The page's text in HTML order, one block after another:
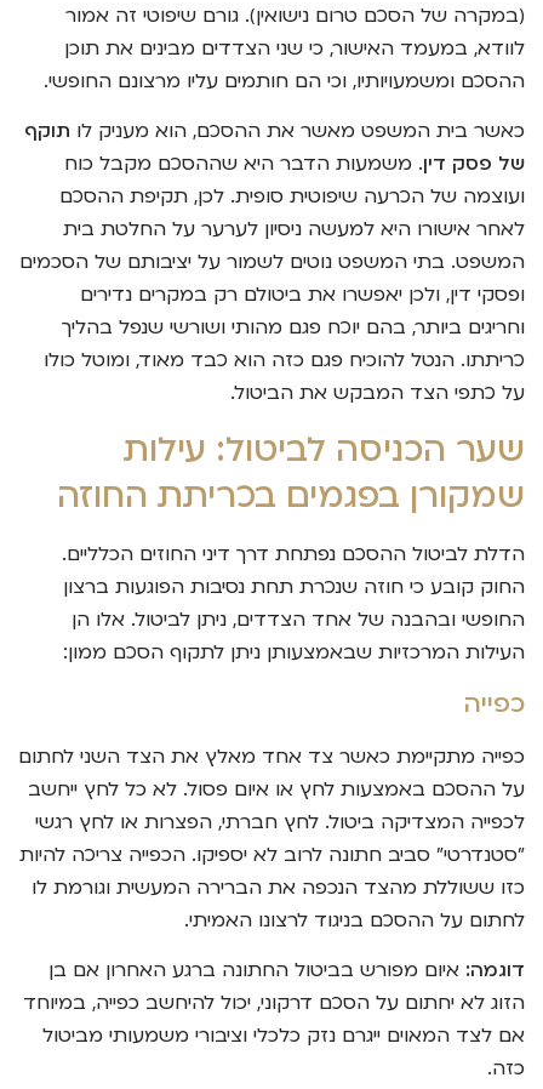
(במקרה של הסכם טרום נישואין). גורם שיפוטי זה אמור
לוודא, במעמד האישור, כי שני הצדדים מבינים את תוכן
ההסכם ומשמעויותיו, וכי הם חותמים עליו מרצונם החופשי.
כאשר בית המשפט מאשר את ההסכם, הוא מעניק לו תוקף
של פסק דין. משמעות הדבר היא שההסכם מקבל כוח
ועוצמה של הכרעה שיפוטית סופית. לכן, תקיפת ההסכם
לאחר אישורו היא למעשה ניסיון לערער על החלטת בית
המשפט. בתי המשפט נוטים לשמור על יציבותם של הסכמים
ופסקי דין, ולכן יאפשרו את ביטולם רק במקרים נדירים
וחריגים ביותר, בהם יוכח פגם מהותי ושורשי שנפל בהליך
כריתתו. הנטל להוכיח פגם כזה הוא כבד מאוד, ומוטל כולו
על כתפי הצד המבקש את הביטול.
שער הכניסה לביטול: עילות
שמקורן בפגמים בכריתת החוזה
הדלת לביטול ההסכם נפתחת דרך דיני החוזים הכלליים.
החוק קובע כי חוזה שנכרת תחת נסיבות הפוגעות ברצון
החופשי ובהבנה של אחד הצדדים, ניתן לביטול. אלו הן
העילות המרכזיות שבאמצעותן ניתן לתקוף הסכם ממון:
כפייה
כפייה מתקיימת כאשר צד אחד מאלץ את הצד השני לחתום
על ההסכם באמצעות לחץ או איום פסול. לא כל לחץ ייחשב
לכפייה המצדיקה ביטול. לחץ חברתי, הפצרות או לחץ רגשי
"סטנדרטי" סביב חתונה לרוב לא יספיקו. הכפייה צריכה להיות
כזו ששוללת מהצד הנכפה את הברירה המעשית וגורמת לו
לחתום על ההסכם בניגוד לרצונו האמיתי.
דוגמה: איום מפורש בביטול החתונה ברגע האחרון אם בן
הזוג לא יחתום על הסכם דרקוני, יכול להיחשב כפייה, במיוחד
אם לצד המאוים ייגרם נזק כלכלי וציבורי משמעותי מביטול
כזה.